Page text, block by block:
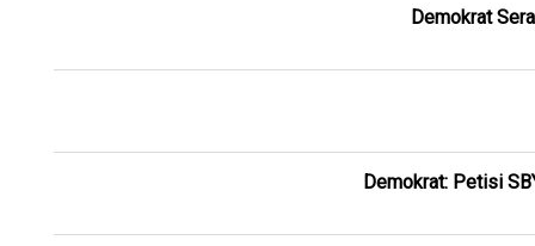
Demokrat
Demokrat: Petisi